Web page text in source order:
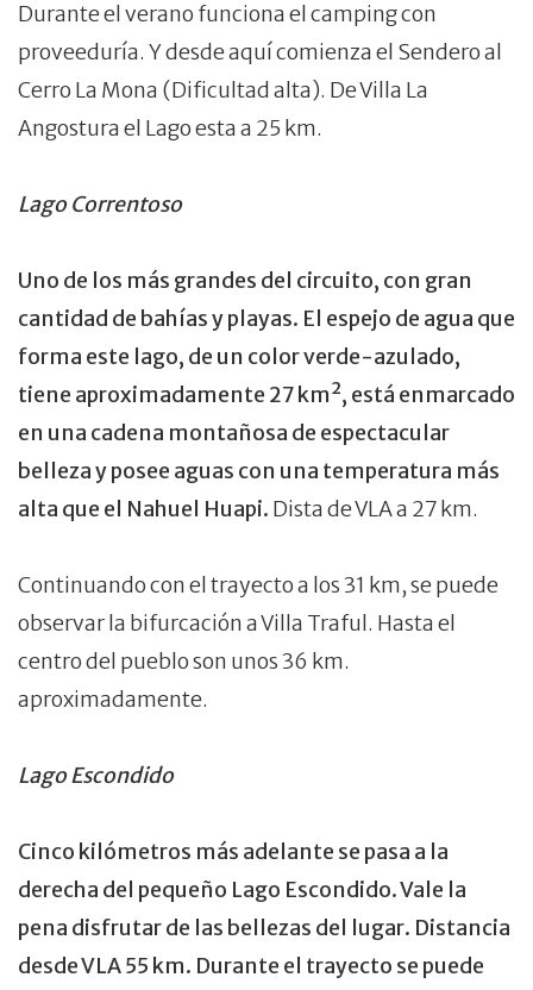
Durante el verano funciona el camping con
proveeduría. Y desde aquí comienza el Sendero al
Cerro La Mona (Dificultad alta). De Villa La
Angostura el Lago esta a 25 km.
Lago Correntoso
Uno de los más grandes del circuito, con gran
cantidad de bahías y playas. El espejo de agua que
forma este lago, de un color verde-azulado,
tiene aproximadamente 27 km², está enmarcado
en una cadena montañosa de espectacular
belleza y posee aguas con una temperatura más
alta que el Nahuel Huapi. Dista de VLA a 27 km.
Continuando con el trayecto a los 31 km, se puede
observar la bifurcación a Villa Traful. Hasta el
centro del pueblo son unos 36 km.
aproximadamente.
Lago Escondido
Cinco kilómetros más adelante se pasa a la
derecha del pequeño Lago Escondido. Vale la
pena disfrutar de las bellezas del lugar. Distancia
desde VLA 55 km. Durante el trayecto se puede